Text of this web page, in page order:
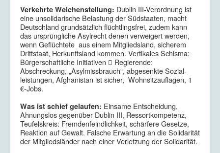
Verkehrte Weichenstellung: Dublin III-Verordnung ist
eine unsolidarische Belastung der Südstaaten, macht
Deutschland grundsätzlich flüchtlingsfrei, zudem kann
das ursprüngliche Asylrecht denen verweigert werden,
wenn Geflüchtete aus einem Mitgliedsland, sicherem
Drittstaat, Herkunftsland kommen. Vertikales Schisma:
Bürgerschaftliche Initiativen  Regierende:
Abschreckung, „Asylmissbrauch“, abgesenkte Sozial­
leistungen, Afghanistan ist sicher, Wohn­sitzauflagen, 1
€-Jobs.
Was ist schief gelaufen: Einsame Entscheidung,
Ahnungslos gegenüber Dublin III, Ressort­kompetenz,
Teufelskreis: Fremdenfeindlichkeit, schärfere Gesetze,
Reaktion auf Gewalt. Falsche Erwartung an die Solidarität
der Mitgliedsländer nach einer Verletzung der Solidarität.